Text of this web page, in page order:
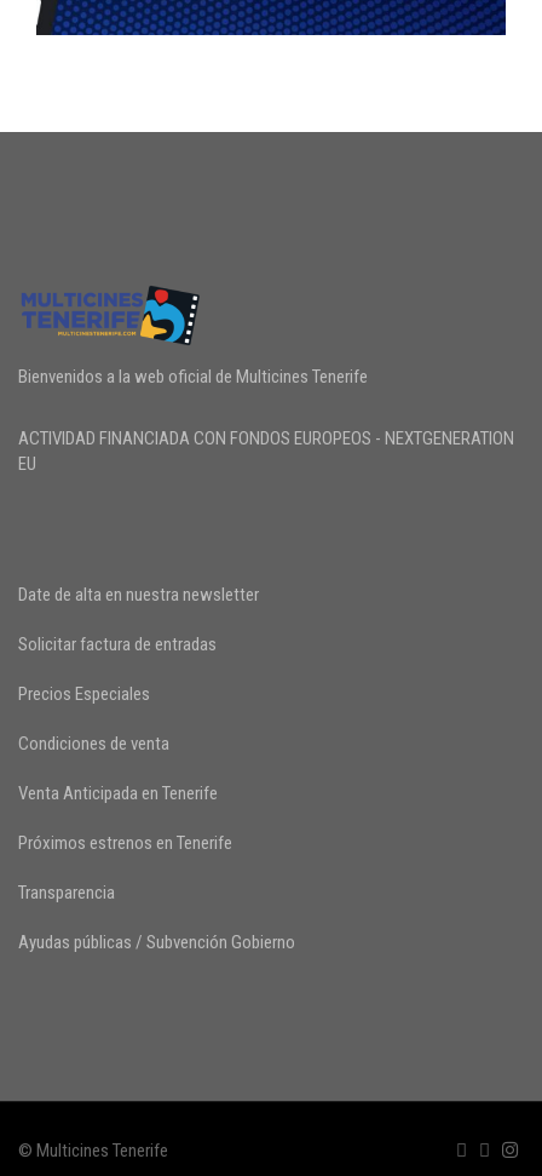
Bienvenidos a la web oficial de Multicines Tenerife
ACTIVIDAD FINANCIADA CON FONDOS EUROPEOS - NEXTGENERATION
EU
Date de alta en nuestra newsletter
Solicitar factura de entradas
Precios Especiales
Condiciones de venta
Venta Anticipada en Tenerife
Próximos estrenos en Tenerife
Transparencia
Ayudas públicas / Subvención Gobierno
© Multicines Tenerife